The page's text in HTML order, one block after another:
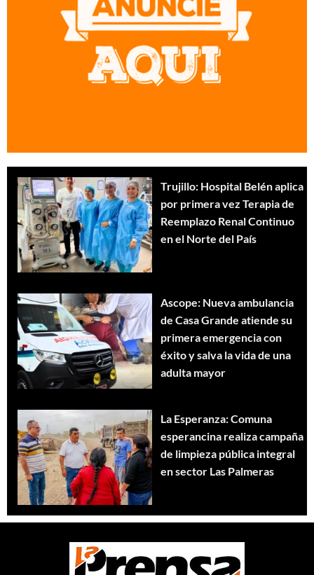
Trujillo: Hospital Belén aplica
por primera vez Terapia de
Reemplazo Renal Continuo
en el Norte del País
Ascope: Nueva ambulancia
de Casa Grande atiende su
primera emergencia con
éxito y salva la vida de una
adulta mayor
La Esperanza: Comuna
esperancina realiza campaña
de limpieza pública integral
en sector Las Palmeras